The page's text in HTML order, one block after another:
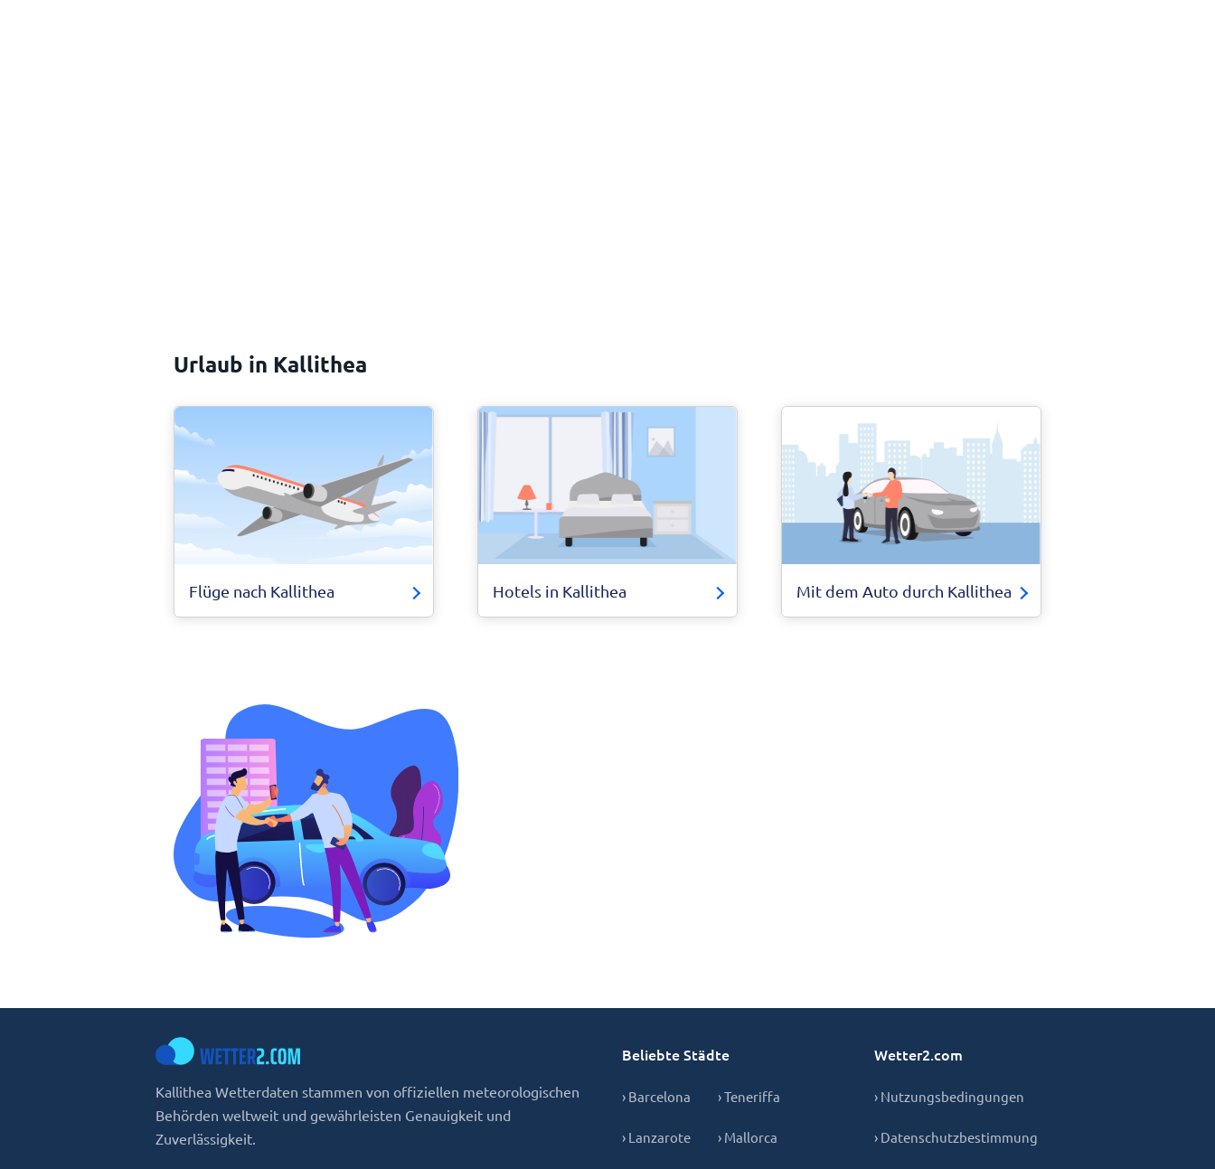
Urlaub in Kallithea
Flüge nach Kallithea Hotels in Kallithea Mit dem Auto durch Kallithea
Kallithea Wetterdaten stammen von offiziellen meteorologischen
Behörden weltweit und gewährleisten Genauigkeit und
Zuverlässigkeit.
Beliebte Städte
› Barcelona
› Lanzarote
› Teneriffa
› Mallorca
Wetter2.com
› Nutzungsbedingungen
› Datenschutzbestimmung